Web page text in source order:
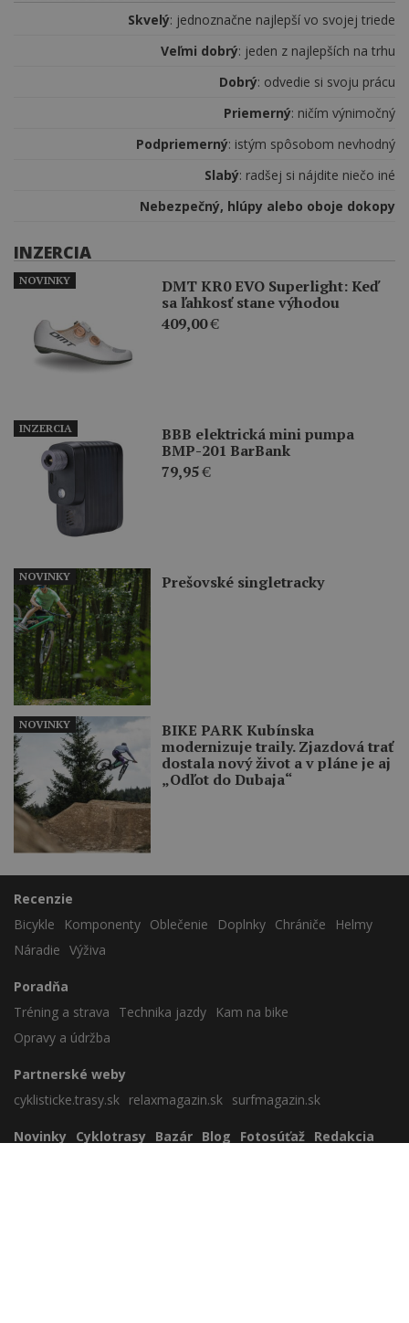
Skvelý: jednoznačne najlepší vo svojej triede
Veľmi dobrý: jeden z najlepších na trhu
Dobrý: odvedie si svoju prácu
Priemerný: ničím výnimočný
Podpriemerný: istým spôsobom nevhodný
Slabý: radšej si nájdite niečo iné
Nebezpečný, hlúpy alebo oboje dokopy
INZERCIA
DMT KR0 EVO Superlight: Keď
sa ľahkosť stane výhodou
409,00€
NOVINKY
BBB elektrická mini pumpa
BMP-201 BarBank
79,95€
INZERCIA
Prešovské singletracky
NOVINKY
BIKE PARK Kubínska
modernizuje traily. Zjazdová trať
dostala nový život a v pláne je aj
„Odľot do Dubaja“
NOVINKY
Recenzie
Bicykle
Komponenty Oblečenie Doplnky Chrániče
Helmy
Náradie Výživa
Poradňa
Tréning a strava
Technika jazdy
Kam na bike
Opravy a údržba
Partnerské weby
cyklisticke.trasy.sk relaxmagazin.sk surfmagazin.sk
Novinky Cyklotrasy Bazár Blog Fotosúťaž Redakcia